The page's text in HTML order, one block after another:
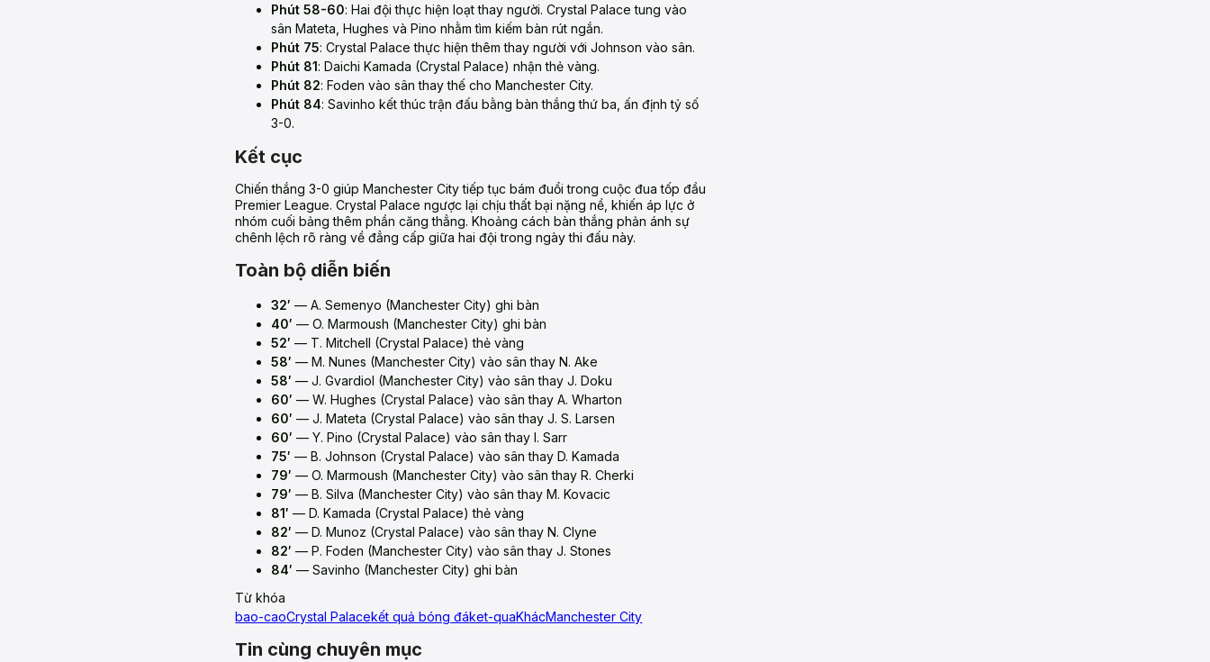
Phút 58-60: Hai đội thực hiện loạt thay người. Crystal Palace tung vào
sân Mateta, Hughes và Pino nhằm tìm kiếm bàn rút ngắn.
Phút 75: Crystal Palace thực hiện thêm thay người với Johnson vào sân.
Phút 81: Daichi Kamada (Crystal Palace) nhận thẻ vàng.
Phút 82: Foden vào sân thay thế cho Manchester City.
Phút 84: Savinho kết thúc trận đấu bằng bàn thắng thứ ba, ấn định tỷ số
3-0.
Kết cục
Chiến thắng 3-0 giúp Manchester City tiếp tục bám đuổi trong cuộc đua tốp đầu
Premier League. Crystal Palace ngược lại chịu thất bại nặng nề, khiến áp lực ở
nhóm cuối bảng thêm phần căng thẳng. Khoảng cách bàn thắng phản ánh sự
chênh lệch rõ ràng về đẳng cấp giữa hai đội trong ngày thi đấu này.
Toàn bộ diễn biến
32′ — A. Semenyo (Manchester City) ghi bàn
40′ — O. Marmoush (Manchester City) ghi bàn
52′ — T. Mitchell (Crystal Palace) thẻ vàng
58′ — M. Nunes (Manchester City) vào sân thay N. Ake
58′ — J. Gvardiol (Manchester City) vào sân thay J. Doku
60′ — W. Hughes (Crystal Palace) vào sân thay A. Wharton
60′ — J. Mateta (Crystal Palace) vào sân thay J. S. Larsen
60′ — Y. Pino (Crystal Palace) vào sân thay I. Sarr
75′ — B. Johnson (Crystal Palace) vào sân thay D. Kamada
79′ — O. Marmoush (Manchester City) vào sân thay R. Cherki
79′ — B. Silva (Manchester City) vào sân thay M. Kovacic
81′ — D. Kamada (Crystal Palace) thẻ vàng
82′ — D. Munoz (Crystal Palace) vào sân thay N. Clyne
82′ — P. Foden (Manchester City) vào sân thay J. Stones
84′ — Savinho (Manchester City) ghi bàn
Từ khóa
bao-caoCrystal Palacekết quả bóng đáket-quaKhácManchester City
Tin cùng chuyên mục